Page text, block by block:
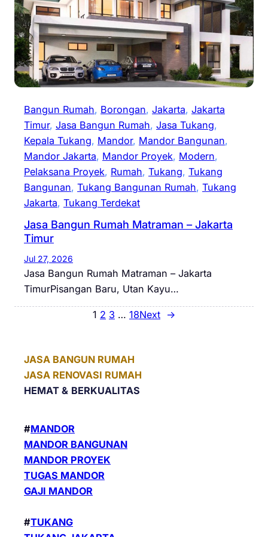
Bangun Rumah, Borongan, Jakarta, Jakarta
Timur, Jasa Bangun Rumah, Jasa Tukang
Kepala Tukang, Mandor, Mandor Bangunan
Mandor Jakarta, Mandor Proyek, Modern
Pelaksana Proyek, Rumah, Tukang, Tukang
Bangunan, Tukang Bangunan Rumah, Tukang
Jakarta, Tukang Terdekat
Jasa Bangun Rumah Matraman – Jakarta
Timur
Jul 27, 2026
Jasa Bangun Rumah Matraman – Jakarta
TimurPisangan Baru, Utan Kayu…
1 2 3 … 18Next →
JASA BANGUN RUMAH
JASA RENOVASI RUMAH
HEMAT & BERKUALITAS
#MANDOR
MANDOR BANGUNAN
MANDOR PROYEK
TUGAS MANDOR
GAJI MANDOR
#TUKANG